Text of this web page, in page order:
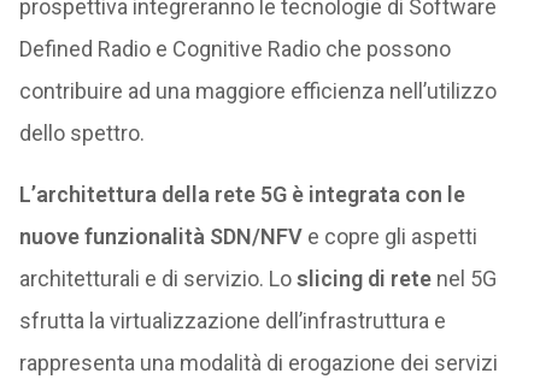
prospettiva integreranno le tecnologie di Software
Defined Radio e Cognitive Radio che possono
contribuire ad una maggiore efficienza nell’utilizzo
dello spettro.
L’architettura della rete 5G è integrata con le
nuove funzionalità SDN/NFVe copre gli aspetti
architetturali e di servizio. Loslicing di retenel 5G
sfrutta la virtualizzazione dell’infrastruttura e
rappresenta una modalità di erogazione dei servizi